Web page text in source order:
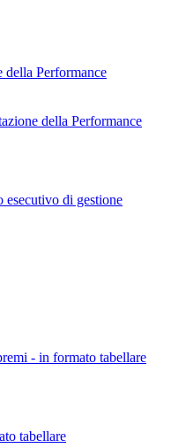
della Performance
della Performance
esecutivo di gestione
- in formato tabellare
tabellare